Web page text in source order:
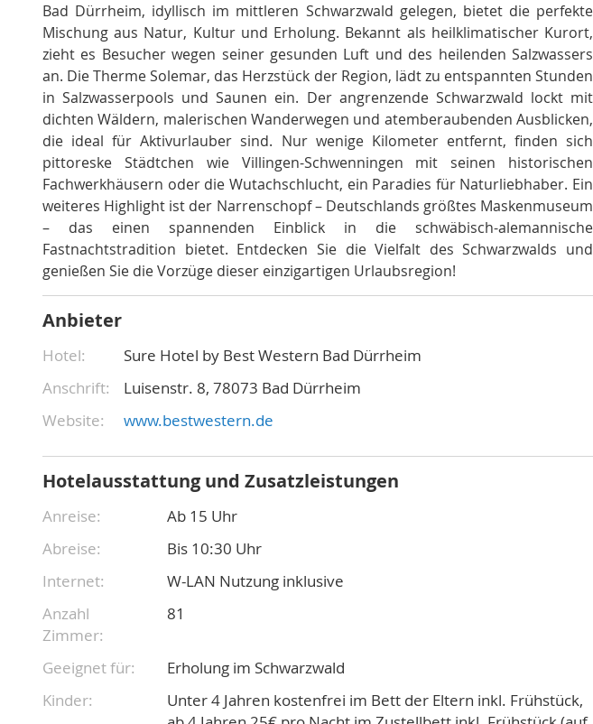
Bad Dürrheim, idyllisch im mittleren Schwarzwald gelegen, bietet die perfekte
Mischung aus Natur, Kultur und Erholung. Bekannt als heilklimatischer Kurort,
zieht es Besucher wegen seiner gesunden Luft und des heilenden Salzwassers
an. Die Therme Solemar, das Herzstück der Region, lädt zu entspannten Stunden
in Salzwasserpools und Saunen ein. Der angrenzende Schwarzwald lockt mit
dichten Wäldern, malerischen Wanderwegen und atemberaubenden Ausblicken,
die ideal für Aktivurlauber sind. Nur wenige Kilometer entfernt, finden sich
pittoreske Städtchen wie Villingen-Schwenningen mit seinen historischen
Fachwerkhäusern oder die Wutachschlucht, ein Paradies für Naturliebhaber. Ein
weiteres Highlight ist der Narrenschopf – Deutschlands größtes Maskenmuseum
– das einen spannenden Einblick in die schwäbisch-alemannische
Fastnachtstradition bietet. Entdecken Sie die Vielfalt des Schwarzwalds und
genießen Sie die Vorzüge dieser einzigartigen Urlaubsregion!
Anbieter
Hotel
Sure Hotel by Best Western Bad Dürrheim
Anschrift
Luisenstr. 8 78073 Bad Dürrheim
Website
www.bestwestern.de
Hotelausstattung und Zusatzleistungen
Anreise
Ab 15 Uhr
Abreise
Bis 10:30 Uhr
Internet
W-LAN Nutzung inklusive
Anzahl
Zimmer
81
Geeignet für
Erholung im Schwarzwald
Kinder
Unter 4 Jahren kostenfrei im Bett der Eltern inkl. Frühstück,